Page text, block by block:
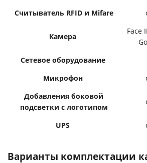
Считыватель RFID и Mifare
Камера
Face
Сетевое оборудование
Микрофон
Добавления боковой
подсветки с логотипом
UPS
Варианты комплектации